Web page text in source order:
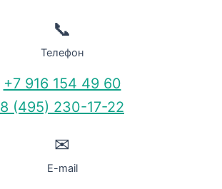
📞
Телефон
+7 916 154 49 60
8 (495) 230-17-22
✉
E-mail